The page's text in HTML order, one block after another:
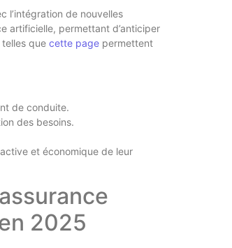
l’intégration de nouvelles
artificielle, permettant d’anticiper
que cette page permettent
de conduite.
des besoins.
et économique de leur
2025